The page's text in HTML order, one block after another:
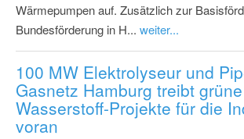
Wärmepumpen auf. Zusätzlich zur
Bundesförderung in H... weiter...
100 MW Elektrolyseur und
Gasnetz Hamburg treibt grüne
Wasserstoff-Projekte für die
voran